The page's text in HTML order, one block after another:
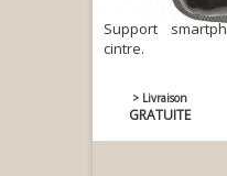
Support
cintre.
> Livraison
GRATUITE